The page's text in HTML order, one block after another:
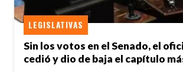
Sin los votos en el Senado, el
cedió y dio de baja el capítulo
LEGISLATIVAS